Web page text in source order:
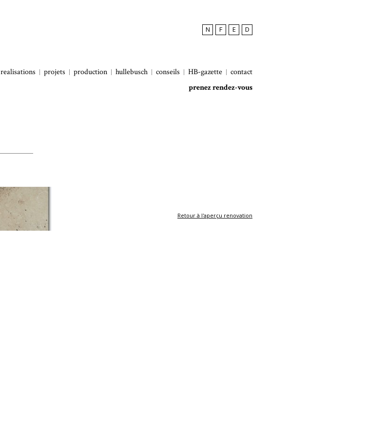
N F E D
realisations projets production hullebusch conseils HB-gazette
contact
prenez rendez-vous
Retour à l'aperçu renovation